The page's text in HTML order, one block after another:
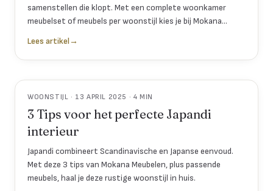
samenstellen die klopt. Met een complete woonkamer
meubelset of meubels per woonstijl kies je bij Mokana
Lees artikel→
WOONSTIJL · 13 APRIL 2025 · 4 MIN
3 Tips voor het perfecte Japandi
interieur
Japandi combineert Scandinavische en Japanse eenvoud.
Met deze 3 tips van Mokana Meubelen, plus passende
meubels, haal je deze rustige woonstijl in huis.